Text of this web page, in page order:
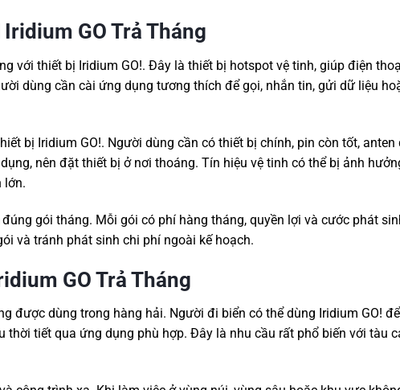
GO Trả Tháng
với thiết bị Iridium GO!. Đây là thiết bị hotspot vệ tinh, giúp điện
dùng cần cài ứng dụng tương thích để gọi, nhắn tin, gửi dữ liệu
bị Iridium GO!. Người dùng cần có thiết bị chính, pin còn tốt,
nên đặt thiết bị ở nơi thoáng. Tín hiệu vệ tinh có thể bị ảnh
lớn.
gói tháng. Mỗi gói có phí hàng tháng, quyền lợi và cước phát
và tránh phát sinh chi phí ngoài kế hoạch.
GO Trả Tháng
được dùng trong hàng hải. Người đi biển có thể dùng Iridium GO!
thời tiết qua ứng dụng phù hợp. Đây là nhu cầu rất phổ biến với tàu